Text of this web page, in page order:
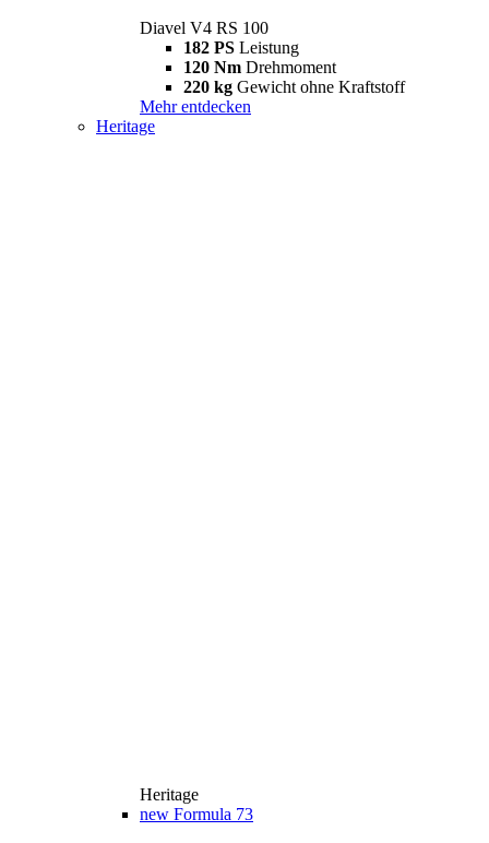
Diavel V4 RS 100
182 PS Leistung
120 Nm Drehmoment
220 kg Gewicht ohne Kraftstoff
Mehr entdecken
Heritage
Heritage
new Formula 73